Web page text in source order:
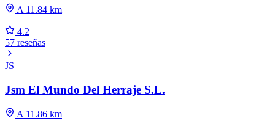
A 11.84 km
4.2
57 reseñas
JS
Jsm El Mundo Del Herraje S.L.
A 11.86 km